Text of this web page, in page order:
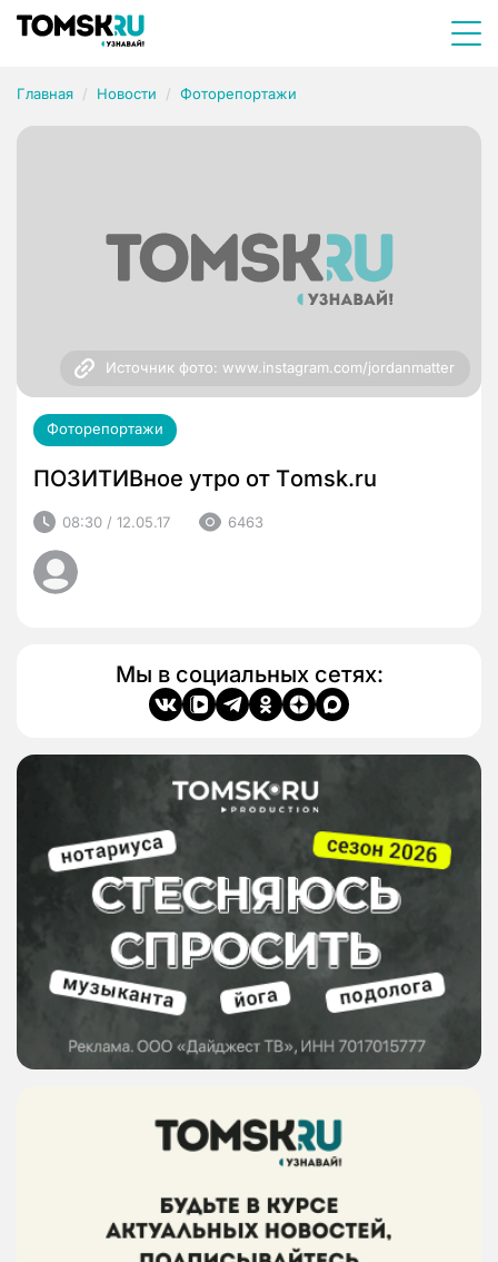
Главная Новости Фоторепортажи
Источник фото: www.instagram.com/jordanmatter
Фоторепортажи
ПОЗИТИВное утро от Тomsk.ru
08:30 / 12.05.17 6463
Мы в социальных сетях: